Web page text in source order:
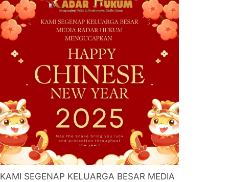
KAMI SEGENAP KELUARGA BESAR MEDIA